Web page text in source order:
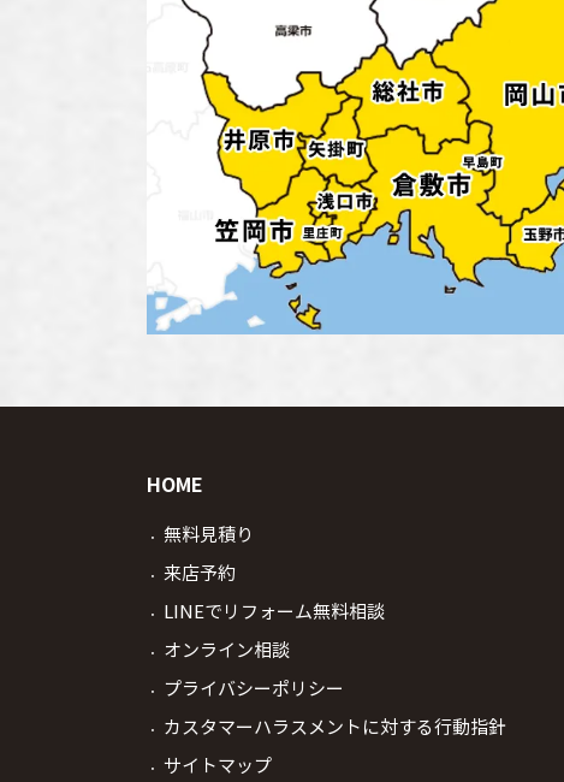
HOME
無料見積り
来店予約
LINEでリフォーム無料相談
オンライン相談
プライバシーポリシー
カスタマーハラスメントに対する行動指針
サイトマップ